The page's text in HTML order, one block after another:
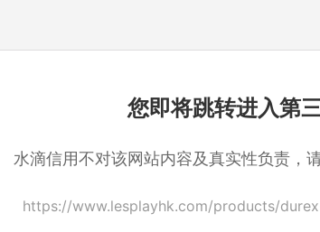
您即将跳转进入第
水滴信用不对该网站内容及真实性负责，
https://www.lesplayhk.com/products/